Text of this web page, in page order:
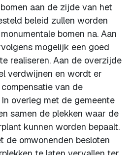
aan de zijde van het
beleid zullen worden
bomen na. Aan
mogelijk een goed
realiseren. Aan de overzijde
verdwijnen en wordt er
van de
overleg met de gemeente
samen de plekken waar de
kunnen worden bepaalt.
de omwonenden besloten